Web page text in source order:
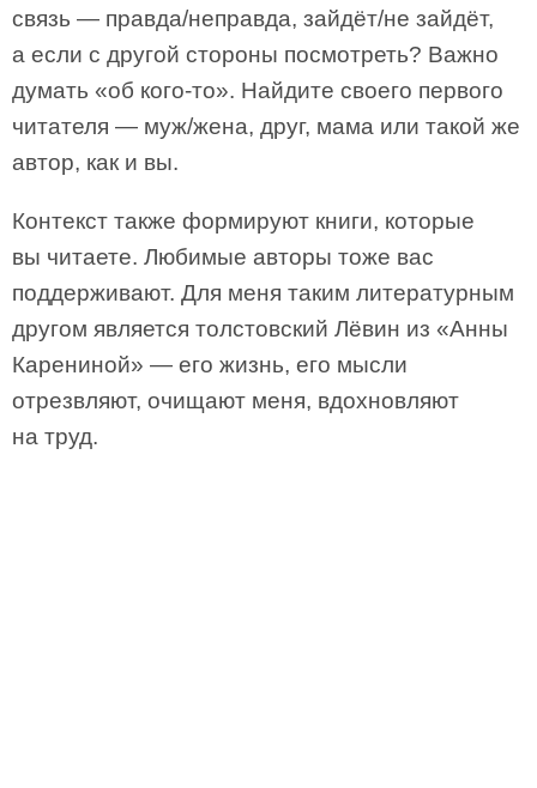
связь — правда/неправда, зайдёт/не зайдёт,
а если с другой стороны посмотреть? Важно
думать «об кого-то». Найдите своего первого
читателя — муж/жена, друг, мама или такой же
автор, как и вы.
Контекст также формируют книги, которые
вы читаете. Любимые авторы тоже вас
поддерживают. Для меня таким литературным
другом является толстовский Лёвин из «Анны
Карениной» — его жизнь, его мысли
отрезвляют, очищают меня, вдохновляют
на труд.